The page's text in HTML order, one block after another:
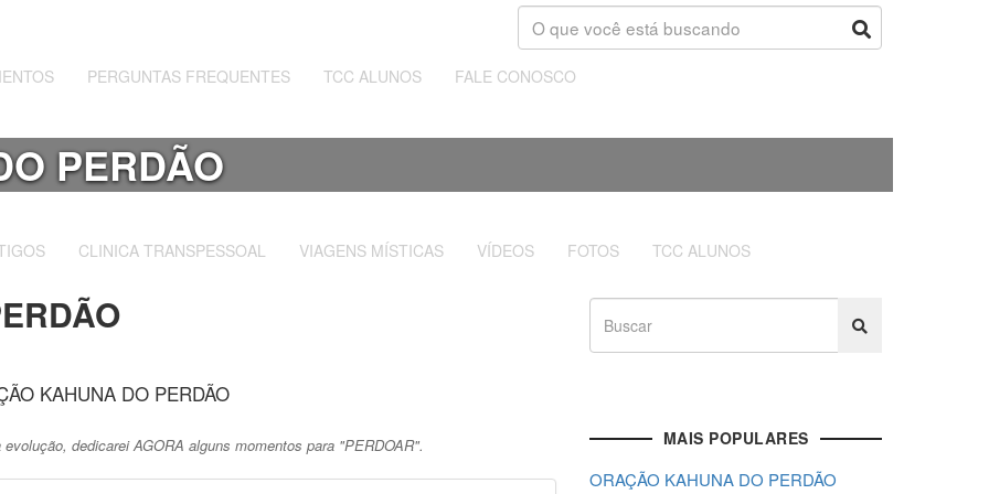
PERGUNTAS FREQUENTES TCC ALUNOS FALE CONOSCO
PERDÃO
CLINICA TRANSPESSOAL VIAGENS MÍSTICAS VÍDEOS FOTOS TCC ALUNOS
dedicarei AGORA alguns momentos para "PERDOAR". MAIS POPULARES
ORAÇÃO KAHUNA DO PERDÃO